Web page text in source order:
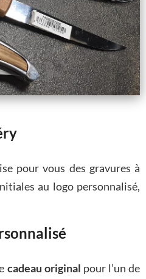
pour vous des gravures à
au logo personnalisé,
cadeau original pour l’un de